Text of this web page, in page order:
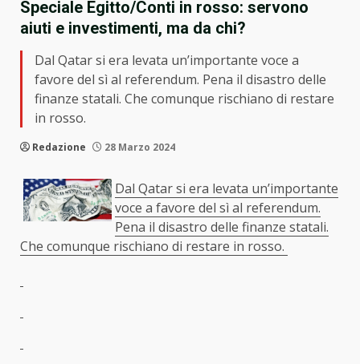
Speciale Egitto/Conti in rosso: servono
aiuti e investimenti, ma da chi?
Dal Qatar si era levata un’importante voce a
favore del sì al referendum. Pena il disastro delle
finanze statali. Che comunque rischiano di restare
in rosso.
Redazione 28 Marzo 2024
Dal Qatar si era levata un’importante
voce a favore del sì al referendum.
Pena il disastro delle finanze statali.
Che comunque rischiano di restare in rosso.